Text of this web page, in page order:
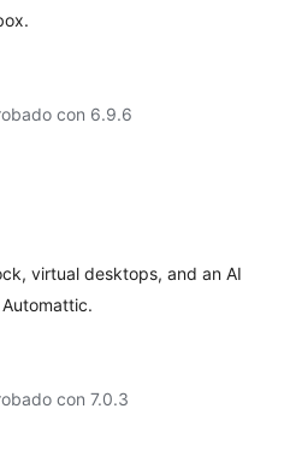
con 6.9.6
virtual desktops, and an AI
con 7.0.3